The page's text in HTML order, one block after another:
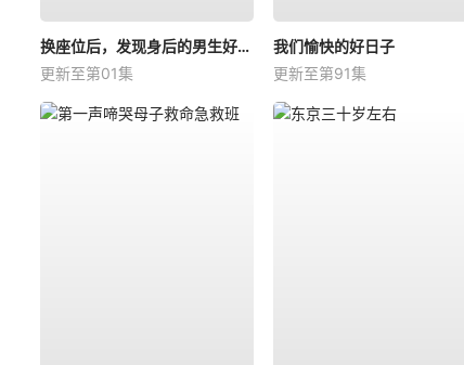
换座位后，发现身后的男生好像喜欢我
更新至第01集
我们愉快的好日子
更新至第91集